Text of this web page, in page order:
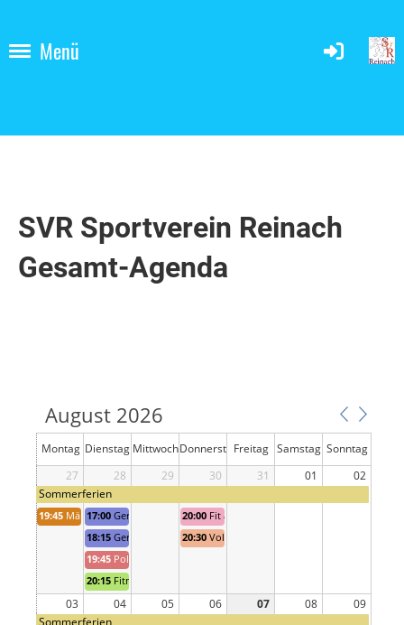
Menü
SVR Sportverein Reinach
Gesamt-Agenda
August 2026
Montag Dienstag MittwochDonnerst Freitag Samstag Sonntag
27
28 29 30 31 01 02
03 04 05 06 07 08 09
Sommerferien
Sommerferien
19:45 Männerriege
17:00 Geräteriege Jugend 1 Trainig
18:15 Geräteriege Jugend 2 Training
19:45 Polysport Training
20:15 Fitnessriege Training
20:00 Fit am Donnerstag
20:30 Volley Ball Mix Training